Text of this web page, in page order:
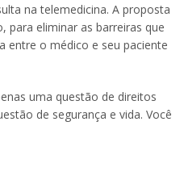
na telemedicina. A proposta
para eliminar as barreiras que
entre o médico e seu paciente
uma questão de direitos
de segurança e vida. Você